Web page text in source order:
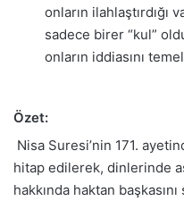
onların ilahlaştırdığı
sadece birer “kul”
onların iddiasını
Özet:
Nisa Suresi’nin 171.
hitap edilerek, dinlerinde
hakkında haktan